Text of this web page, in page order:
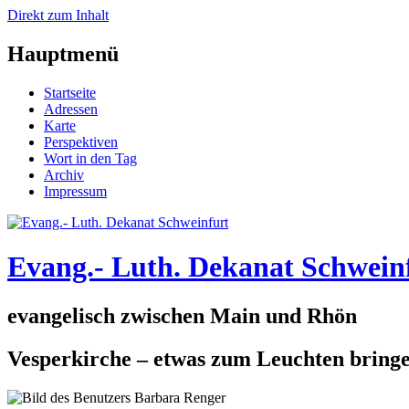
Direkt zum Inhalt
Hauptmenü
Startseite
Adressen
Karte
Perspektiven
Wort in den Tag
Archiv
Impressum
Evang.- Luth. Dekanat
evangelisch zwischen Main und Rhön
Vesperkirche – etwas zum Leuchten